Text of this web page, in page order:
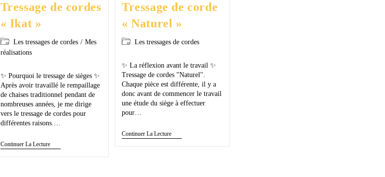
Tressage de cordes
« Ikat »
Les tressages de cordes / Mes
réalisations
✨ Pourquoi le tressage de sièges ✨
Après avoir travaillé le rempaillage
de chaises traditionnel pendant de
nombreuses années, je me dirige
vers le tressage de cordes pour
différentes raisons.…
Continuer La Lecture
Tressage de corde
« Naturel »
Les tressages de cordes
✨ La réflexion avant le travail ✨
Tressage de cordes "Naturel".
Chaque pièce est différente, il y a
donc avant de commencer le travail
une étude du siège à effectuer
pour…
Continuer La Lecture